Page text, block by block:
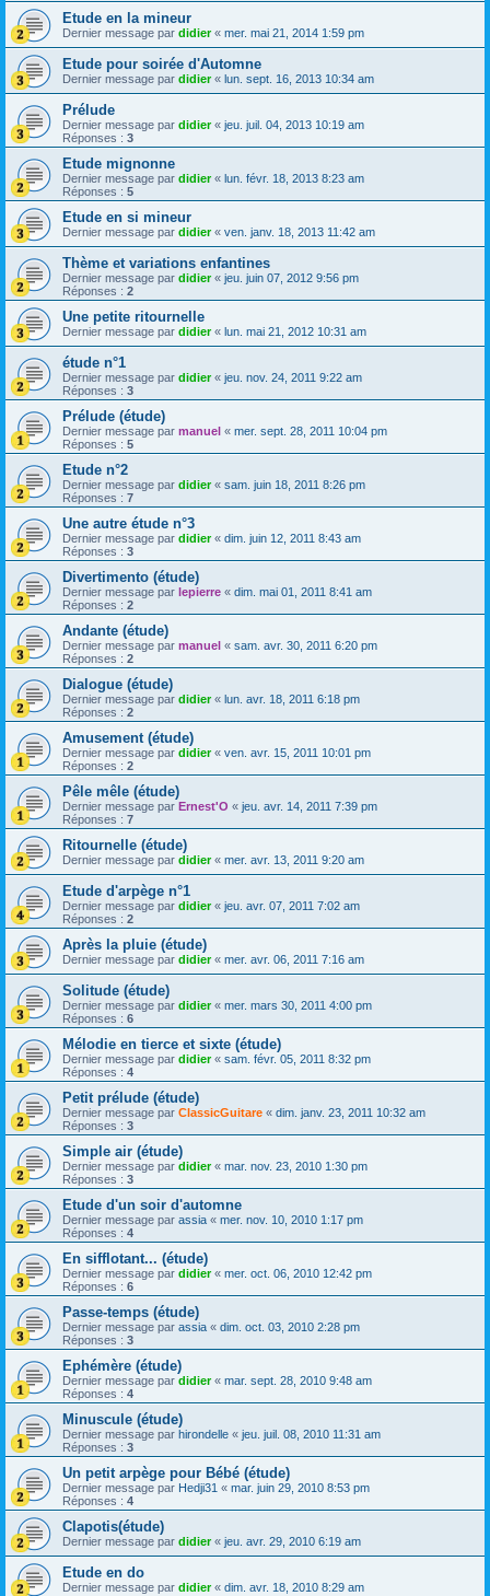
Etude en la mineur
Dernier message par didier« mer. mai 21, 2014 1:59 pm
Etude pour soirée d'Automne
Dernier message par didier« lun. sept. 16, 2013 10:34 am
Prélude
Dernier message par didier« jeu. juil. 04, 2013 10:19 am
Réponses : 3
Etude mignonne
Dernier message par didier« lun. févr. 18, 2013 8:23 am
Réponses : 5
Etude en si mineur
Dernier message par didier« ven. janv. 18, 2013 11:42 am
Thème et variations enfantines
Dernier message par didier« jeu. juin 07, 2012 9:56 pm
Réponses : 2
Une petite ritournelle
Dernier message par didier« lun. mai 21, 2012 10:31 am
étude n°1
Dernier message par didier« jeu. nov. 24, 2011 9:22 am
Réponses : 3
Prélude (étude)
Dernier message par manuel « mer. sept. 28, 2011 10:04 pm
Réponses : 5
Etude n°2
Dernier message par didier« sam. juin 18, 2011 8:26 pm
Réponses : 7
Une autre étude n°3
Dernier message par didier« dim. juin 12, 2011 8:43 am
Réponses : 3
Divertimento (étude)
Dernier message par lepierre « dim. mai 01, 2011 8:41 am
Réponses : 2
Andante (étude)
Dernier message par manuel « sam. avr. 30, 2011 6:20 pm
Réponses : 2
Dialogue (étude)
Dernier message par didier« lun. avr. 18, 2011 6:18 pm
Réponses : 2
Amusement (étude)
Dernier message par didier« ven. avr. 15, 2011 10:01 pm
Réponses : 2
Pêle mêle (étude)
Dernier message par Ernest'O « jeu. avr. 14, 2011 7:39 pm
Réponses : 7
Ritournelle (étude)
Dernier message par didier« mer. avr. 13, 2011 9:20 am
Etude d'arpège n°1
Dernier message par didier« jeu. avr. 07, 2011 7:02 am
Réponses : 2
Après la pluie (étude)
Dernier message par didier« mer. avr. 06, 2011 7:16 am
Solitude (étude)
Dernier message par didier« mer. mars 30, 2011 4:00 pm
Réponses : 6
Mélodie en tierce et sixte (étude)
Dernier message par didier« sam. févr. 05, 2011 8:32 pm
Réponses : 4
Petit prélude (étude)
Dernier message par ClassicGuitare « dim. janv. 23, 2011 10:32 am
Réponses : 3
Simple air (étude)
Dernier message par didier« mar. nov. 23, 2010 1:30 pm
Réponses : 3
Etude d'un soir d'automne
Dernier message par assia « mer. nov. 10, 2010 1:17 pm
Réponses : 4
En sifflotant... (étude)
Dernier message par didier« mer. oct. 06, 2010 12:42 pm
Réponses : 6
Passe-temps (étude)
Dernier message par assia « dim. oct. 03, 2010 2:28 pm
Réponses : 3
Ephémère (étude)
Dernier message par didier« mar. sept. 28, 2010 9:48 am
Réponses : 4
Minuscule (étude)
Dernier message par hirondelle « jeu. juil. 08, 2010 11:31 am
Réponses : 3
Un petit arpège pour Bébé (étude)
Dernier message par Hedji31 « mar. juin 29, 2010 8:53 pm
Réponses : 4
Clapotis(étude)
Dernier message par didier« jeu. avr. 29, 2010 6:19 am
Etude en do
Dernier message par didier« dim. avr. 18, 2010 8:29 am